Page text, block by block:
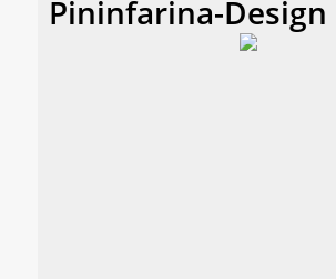
Pininfarina-Design